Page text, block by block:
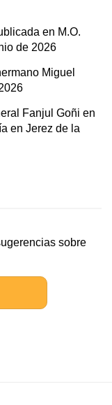
en M.O.
de 2026
Miguel
Fanjul Goñi en
en Jerez de la
sobre